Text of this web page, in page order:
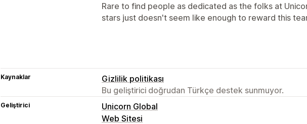
Rare to find people as dedicated as the folks at
stars just doesn't seem like enough to reward this
Kaynaklar
Gizlilik politikası
Bu geliştirici doğrudan Türkçe destek sunmuyor.
Geliştirici
Unicorn Global
Web Sitesi